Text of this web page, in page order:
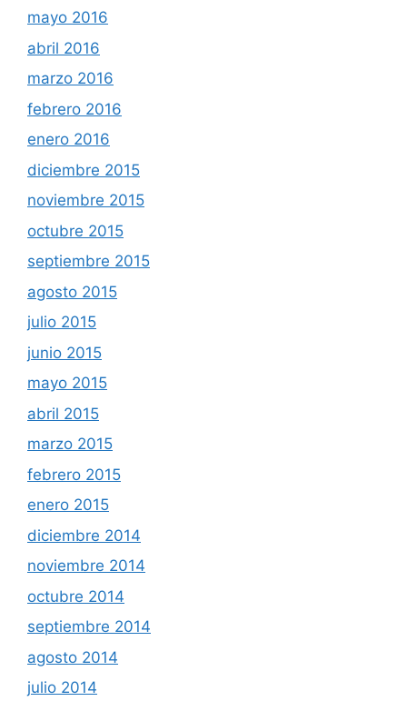
mayo 2016
abril 2016
marzo 2016
febrero 2016
enero 2016
diciembre 2015
noviembre 2015
octubre 2015
septiembre 2015
agosto 2015
julio 2015
junio 2015
mayo 2015
abril 2015
marzo 2015
febrero 2015
enero 2015
diciembre 2014
noviembre 2014
octubre 2014
septiembre 2014
agosto 2014
julio 2014